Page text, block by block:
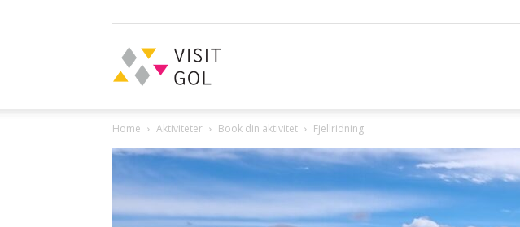
Gol
Home Aktiviteter Book din aktivitet Fjellridning